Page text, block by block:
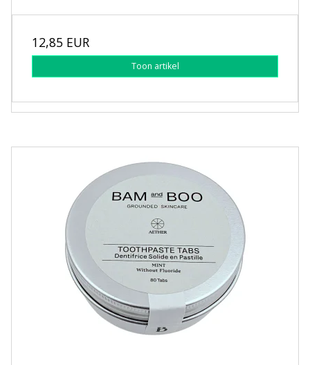
12,85 EUR
Toon artikel